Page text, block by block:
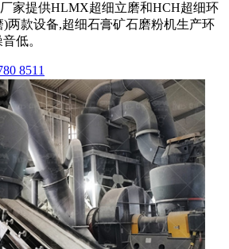
家提供HLMX超细立磨和HCH超细环
两款设备,超细石膏矿石磨粉机生产环
低。
8511